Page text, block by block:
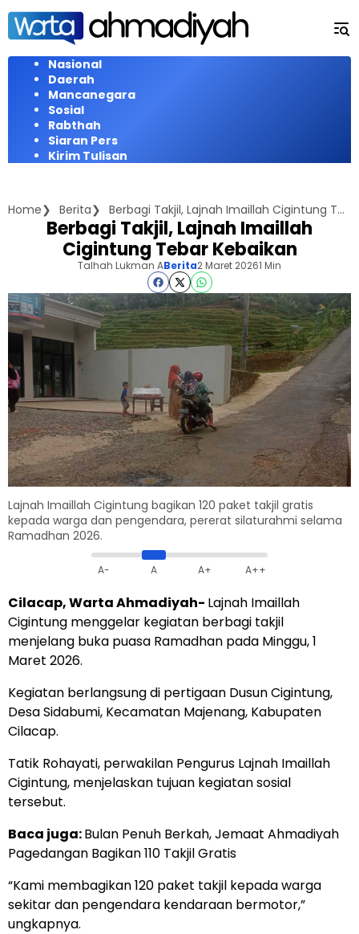
Langsung
konten
Nasional
Daerah
Mancanegara
Sosial
Rabthah
Siaran Pers
Kirim Tulisan
Home Berita Berbagi Takjil, Lajnah Imaillah Cigintung Tebar Kebaikan
Berbagi Takjil, Lajnah Imaillah
Cigintung Tebar Kebaikan
Talhah Lukman ABerita2 Maret 20261 Min
Lajnah Imaillah Cigintung bagikan 120 paket takjil gratis
kepada warga dan pengendara, pererat silaturahmi selama
Ramadhan 2026.
A- A A+ A++
Cilacap, Warta Ahmadiyah- Lajnah Imaillah
Cigintung menggelar kegiatan berbagi takjil
menjelang buka puasa Ramadhan pada Minggu, 1
Maret 2026.
Kegiatan berlangsung di pertigaan Dusun Cigintung,
Desa Sidabumi, Kecamatan Majenang, Kabupaten
Cilacap.
Tatik Rohayati, perwakilan Pengurus Lajnah Imaillah
Cigintung, menjelaskan tujuan kegiatan sosial
tersebut.
Baca juga:Bulan Penuh Berkah, Jemaat Ahmadiyah
Pagedangan Bagikan 110 Takjil Gratis
“Kami membagikan 120 paket takjil kepada warga
sekitar dan pengendara kendaraan bermotor,”
ungkapnya.